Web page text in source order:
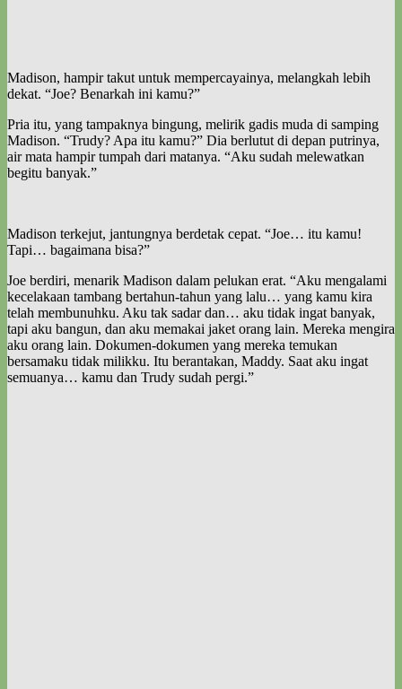
Madison, hampir takut untuk mempercayainya, melangkah lebih
dekat. “Joe? Benarkah ini kamu?”
Pria itu, yang tampaknya bingung, melirik gadis muda di samping
Madison. “Trudy? Apa itu kamu?” Dia berlutut di depan putrinya,
air mata hampir tumpah dari matanya. “Aku sudah melewatkan
begitu banyak.”
Madison terkejut, jantungnya berdetak cepat. “Joe… itu kamu!
Tapi… bagaimana bisa?”
Joe berdiri, menarik Madison dalam pelukan erat. “Aku mengalami
kecelakaan tambang bertahun-tahun yang lalu… yang kamu kira
telah membunuhku. Aku tak sadar dan… aku tidak ingat banyak,
tapi aku bangun, dan aku memakai jaket orang lain. Mereka mengira
aku orang lain. Dokumen-dokumen yang mereka temukan
bersamaku tidak milikku. Itu berantakan, Maddy. Saat aku ingat
semuanya… kamu dan Trudy sudah pergi.”